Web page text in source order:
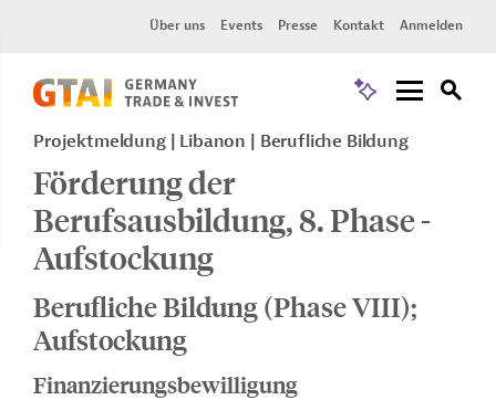
Über uns Events Presse Kontakt Anmelden
Projektmeldung Libanon Berufliche Bildung
Förderung der
Berufsausbildung, 8. Phase -
Aufstockung
Berufliche Bildung (Phase VIII);
Aufstockung
Finanzierungsbewilligung